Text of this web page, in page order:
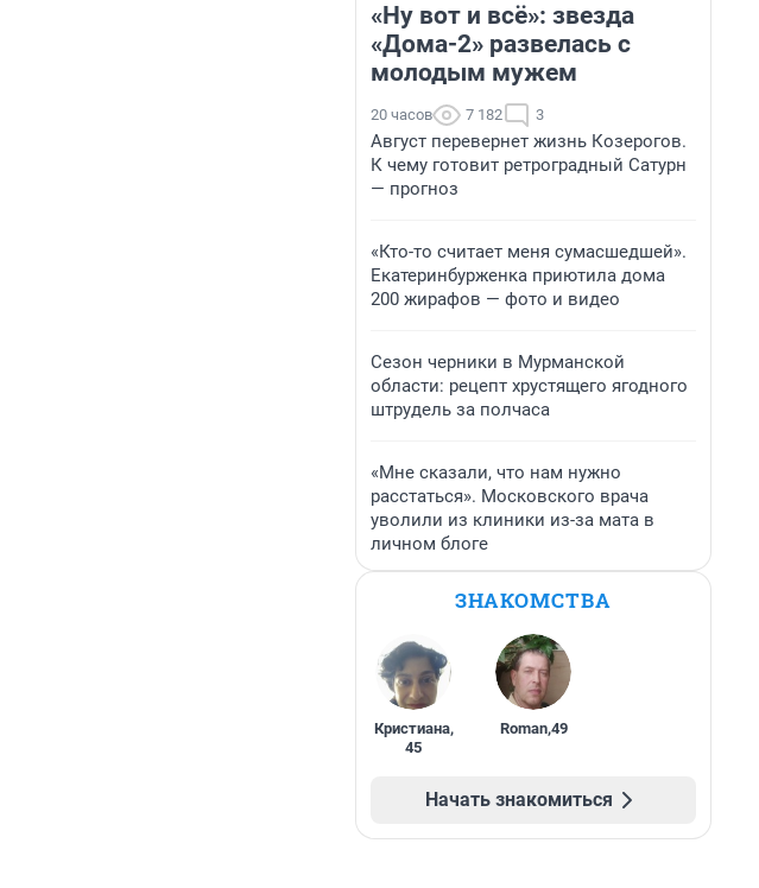
«Ну вот и всё»: звезда
«Дома-2» развелась с
молодым мужем
20 часов 7 182 3
Август перевернет жизнь Козерогов.
К чему готовит ретроградный Сатурн
— прогноз
«Кто-то считает меня сумасшедшей».
Екатеринбурженка приютила дома
200 жирафов — фото и видео
Сезон черники в Мурманской
области: рецепт хрустящего ягодного
штрудель за полчаса
«Мне сказали, что нам нужно
расстаться». Московского врача
уволили из клиники из-за мата в
личном блоге
ЗНАКОМСТВА
Кристиана,
45
Roman,49
Начать знакомиться